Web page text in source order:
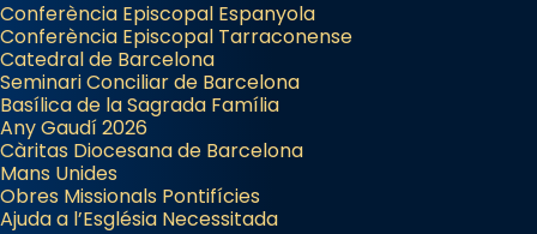
Conferència Episcopal Espanyola
Conferència Episcopal Tarraconense
Catedral de Barcelona
Seminari Conciliar de Barcelona
Basílica de la Sagrada Família
Any Gaudí 2026
Càritas Diocesana de Barcelona
Mans Unides
Obres Missionals Pontifícies
Ajuda a l’Església Necessitada